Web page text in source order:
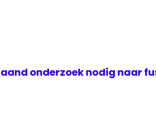
onderzoek nodig naar